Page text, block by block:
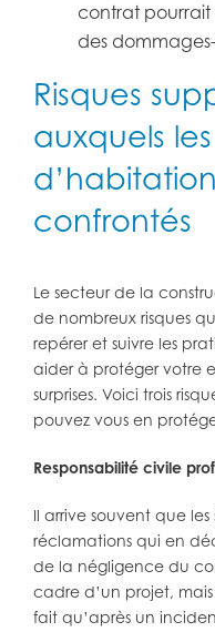
contrat
des
Risques
auxquels
confrontés
Le secteur de la
de nombreux risques
repérer et suivre les
aider à protéger votre
surprises. Voici trois
pouvez vous en
Responsabilité civile
Il arrive souvent que les
réclamations qui en
de la négligence du
cadre d’un projet,
fait qu’après un